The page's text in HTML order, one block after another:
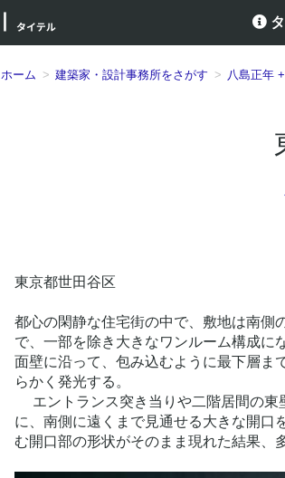
タ
ホーム 建築家・設計事務所をさがす 八島正年
東京都世田谷区
都心の閑静な住宅街の中で、敷地は南側
で、一部を除き大きなワンルーム構成に
面壁に沿って、包み込むように最下層ま
らかく発光する。
に、南側に遠くまで見通せる大きな開口
む開口部の形状がそのまま現れた結果、